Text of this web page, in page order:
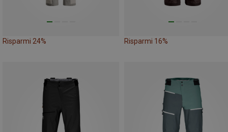
Risparmi 24% Risparmi 16%